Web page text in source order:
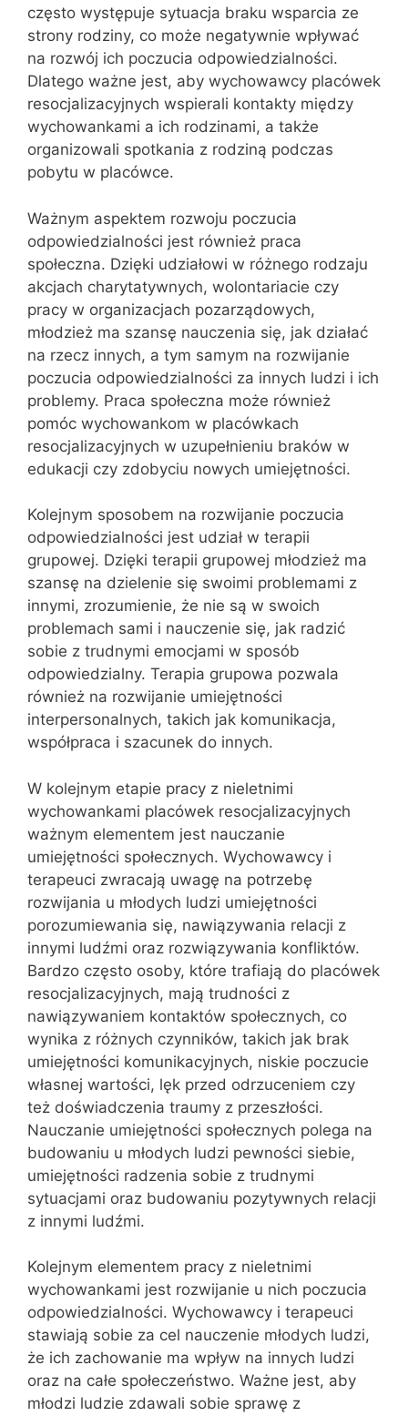
często występuje sytuacja braku wsparcia ze
strony rodziny, co może negatywnie wpływać
na rozwój ich poczucia odpowiedzialności.
Dlatego ważne jest, aby wychowawcy placówek
resocjalizacyjnych wspierali kontakty między
wychowankami a ich rodzinami, a także
organizowali spotkania z rodziną podczas
pobytu w placówce.
Ważnym aspektem rozwoju poczucia
odpowiedzialności jest również praca
społeczna. Dzięki udziałowi w różnego rodzaju
akcjach charytatywnych, wolontariacie czy
pracy w organizacjach pozarządowych,
młodzież ma szansę nauczenia się, jak działać
na rzecz innych, a tym samym na rozwijanie
poczucia odpowiedzialności za innych ludzi i ich
problemy. Praca społeczna może również
pomóc wychowankom w placówkach
resocjalizacyjnych w uzupełnieniu braków w
edukacji czy zdobyciu nowych umiejętności.
Kolejnym sposobem na rozwijanie poczucia
odpowiedzialności jest udział w terapii
grupowej. Dzięki terapii grupowej młodzież ma
szansę na dzielenie się swoimi problemami z
innymi, zrozumienie, że nie są w swoich
problemach sami i nauczenie się, jak radzić
sobie z trudnymi emocjami w sposób
odpowiedzialny. Terapia grupowa pozwala
również na rozwijanie umiejętności
interpersonalnych, takich jak komunikacja,
współpraca i szacunek do innych.
W kolejnym etapie pracy z nieletnimi
wychowankami placówek resocjalizacyjnych
ważnym elementem jest nauczanie
umiejętności społecznych. Wychowawcy i
terapeuci zwracają uwagę na potrzebę
rozwijania u młodych ludzi umiejętności
porozumiewania się, nawiązywania relacji z
innymi ludźmi oraz rozwiązywania konfliktów.
Bardzo często osoby, które trafiają do placówek
resocjalizacyjnych, mają trudności z
nawiązywaniem kontaktów społecznych, co
wynika z różnych czynników, takich jak brak
umiejętności komunikacyjnych, niskie poczucie
własnej wartości, lęk przed odrzuceniem czy
też doświadczenia traumy z przeszłości.
Nauczanie umiejętności społecznych polega na
budowaniu u młodych ludzi pewności siebie,
umiejętności radzenia sobie z trudnymi
sytuacjami oraz budowaniu pozytywnych relacji
z innymi ludźmi.
Kolejnym elementem pracy z nieletnimi
wychowankami jest rozwijanie u nich poczucia
odpowiedzialności. Wychowawcy i terapeuci
stawiają sobie za cel nauczenie młodych ludzi,
że ich zachowanie ma wpływ na innych ludzi
oraz na całe społeczeństwo. Ważne jest, aby
młodzi ludzie zdawali sobie sprawę z